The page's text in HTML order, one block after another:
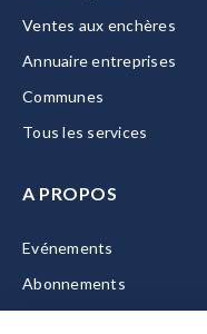
Ventes aux enchères
Annuaire entreprises
Communes
Tous les services
A PROPOS
Evénements
Abonnements